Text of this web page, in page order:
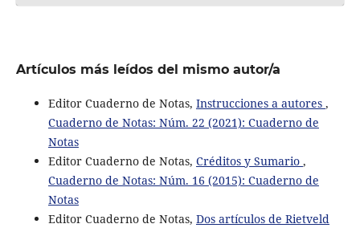
Artículos más leídos del mismo autor/a
Editor Cuaderno de Notas, Instrucciones a autores ,
Cuaderno de Notas: Núm. 22 (2021): Cuaderno de
Notas
Editor Cuaderno de Notas, Créditos y Sumario ,
Cuaderno de Notas: Núm. 16 (2015): Cuaderno de
Notas
Editor Cuaderno de Notas, Dos artículos de Rietveld